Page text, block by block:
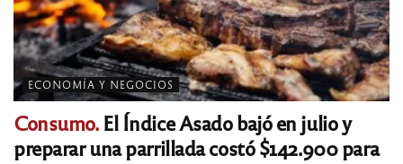
ECONOMÍA Y NEGOCIOS
Consumo.El Índice Asado bajó en julio y
preparar una parrillada costó $142.900 para